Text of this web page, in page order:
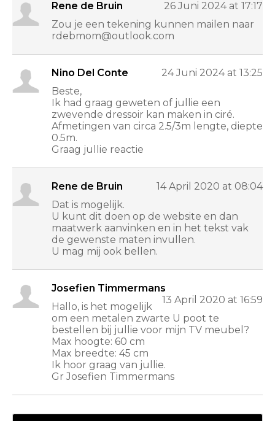
Rene de Bruin
26 Juni 2024 at 17:17
Zou je een tekening kunnen mailen naar
rdebmom@outlook.com
Nino Del Conte
24 Juni 2024 at 13:25
Beste,
Ik had graag geweten of jullie een
zwevende dressoir kan maken in ciré.
Afmetingen van circa 2.5/3m lengte, diepte
0.5m.
Graag jullie reactie
Rene de Bruin
14 April 2020 at 08:04
Dat is mogelijk.
U kunt dit doen op de website en dan
maatwerk aanvinken en in het tekst vak
de gewenste maten invullen.
U mag mij ook bellen.
Josefien Timmermans
13 April 2020 at 16:59
Hallo, is het mogelijk
om een metalen zwarte U poot te
bestellen bij jullie voor mijn TV meubel?
Max hoogte: 60 cm
Max breedte: 45 cm
Ik hoor graag van jullie.
Gr Josefien Timmermans